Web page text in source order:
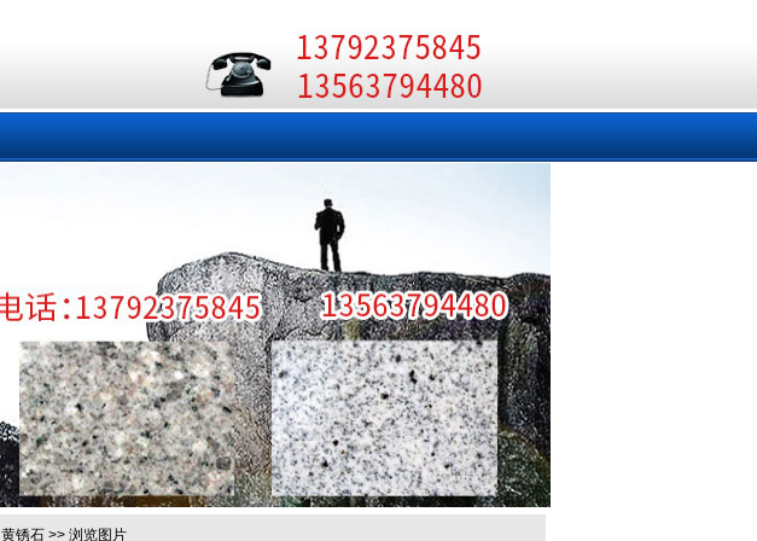
黄锈石 >> 浏览图片